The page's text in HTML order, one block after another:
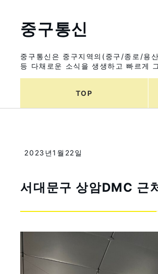
중구통신
중구통신은 중구지역의(중구/종로/용
등 다채로운 소식을 생생하고 빠르게
TOP
2023년1월22일
서대문구 상암DMC 근